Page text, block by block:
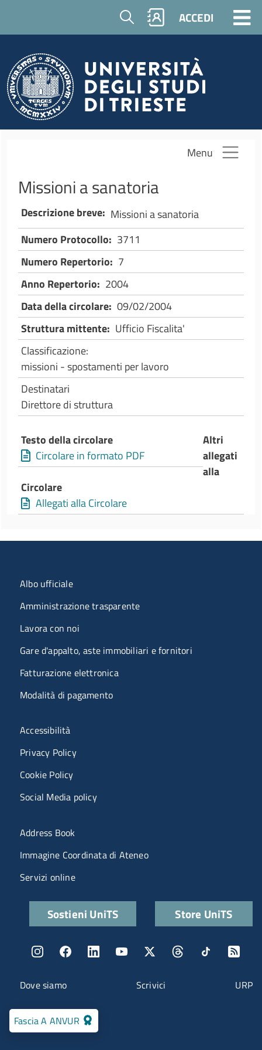
Salta al contenuto principale
Cerca ACCEDI
Menu
Missioni a sanatoria
Descrizione breve Missioni a sanatoria
Numero Protocollo 3711
Numero Repertorio 7
Anno Repertorio 2004
Data della circolare 09/02/2004
Struttura mittente Ufficio Fiscalita'
Classificazione
missioni - spostamenti per lavoro
Destinatari
Direttore di struttura
Testo della circolare
Circolare in formato PDF
Altri
allegati
alla
Circolare
Allegati alla Circolare
Fascia A ANVUR
Menu contatti
Dove siamo Scrivici URP
Menu organizzazione
Albo ufficiale
Amministrazione trasparente
Lavora con noi
Gare d'appalto, aste immobiliari e fornitori
Fatturazione elettronica
Modalità di pagamento
Menù riferimenti
Accessibilità
Privacy Policy
Cookie Policy
Social Media policy
Menu portale
Address Book
Immagine Coordinata di Ateneo
Servizi online
Quick linksSostieni UniTS Store UniTS
Menu social